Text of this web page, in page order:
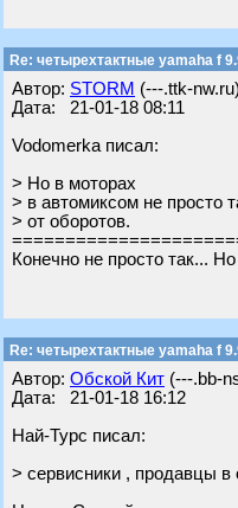
Re: четырехтактные yamaha f
Автор: STORM (---.ttk-nw.ru)
Дата: 21-01-18 08:11
Vodomerka писал:
> Но в моторах
> в автомиксом не просто
> от оборотов.
Конечно не просто так...
Re: четырехтактные yamaha f
Автор: Обской Кит (---.bb-
Дата: 21-01-18 16:12
Най-Турс писал:
> сервисники , продавцы в